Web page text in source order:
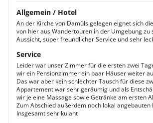
Allgemein / Hotel
An der Kirche von Damüls gelegen eignet sich
von hier aus Wandertouren in der Umgebung zu
Aussicht, super freundlicher Service und sehr
Service
Leider war unser Zimmer für die ersten zwei
wir ein Pensionzimmer ein paar Häuser weiter
Das war aber kein schlechter Tausch für diese
Appartement war sehr geräumig und als
wir je eine Massage sowie Getränke am ersten
Zum Abschied außerdem noch lokal angebauten
Insgesamt sehr kulant